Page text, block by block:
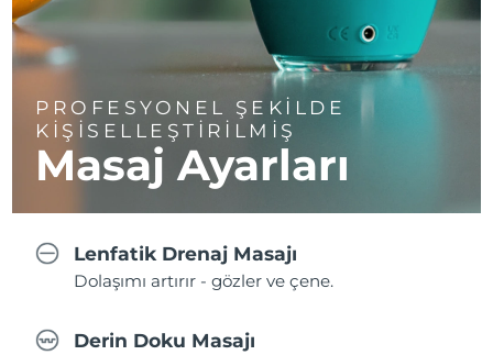
PROFESYONEL ŞEKİLDE
KİŞİSELLEŞTİRİLMİŞ
Masaj Ayarları
Lenfatik Drenaj Masajı
Dolaşımı artırır - gözler ve çene.
Derin Doku Masajı